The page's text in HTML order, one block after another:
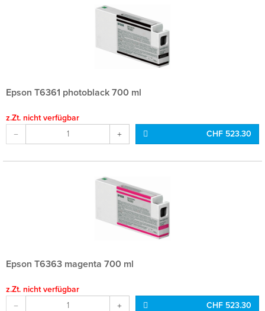
Epson T6361 photoblack 700 ml
z.Zt. nicht verfügbar
CHF 523.30
Epson T6363 magenta 700 ml
z.Zt. nicht verfügbar
CHF 523.30